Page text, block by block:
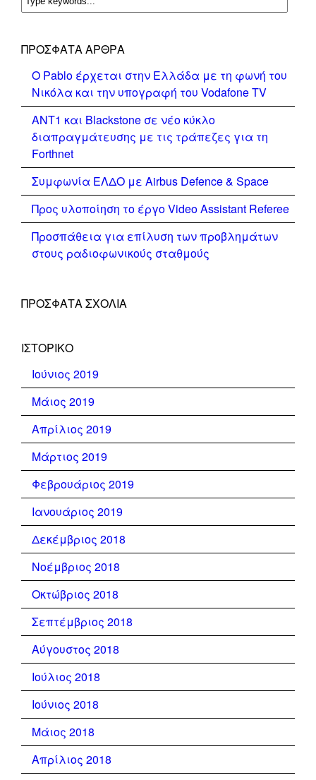
ΠΡΌΣΦΑΤΑ ΆΡΘΡΑ
Ο Pablo έρχεται στην Ελλάδα με τη φωνή του
Νικόλα και την υπογραφή του Vodafone TV
ΑΝΤ1 και Blackstone σε νέο κύκλο
διαπραγμάτευσης με τις τράπεζες για τη
Forthnet
Συμφωνία ΕΛΔΟ με Airbus Defence & Space
Προς υλοποίηση το έργο Video Assistant Referee
Προσπάθεια για επίλυση των προβλημάτων
στους ραδιοφωνικούς σταθμούς
ΠΡΌΣΦΑΤΑ ΣΧΌΛΙΑ
ΙΣΤΟΡΙΚΌ
Ιούνιος 2019
Μάιος 2019
Απρίλιος 2019
Μάρτιος 2019
Φεβρουάριος 2019
Ιανουάριος 2019
Δεκέμβριος 2018
Νοέμβριος 2018
Οκτώβριος 2018
Σεπτέμβριος 2018
Αύγουστος 2018
Ιούλιος 2018
Ιούνιος 2018
Μάιος 2018
Απρίλιος 2018